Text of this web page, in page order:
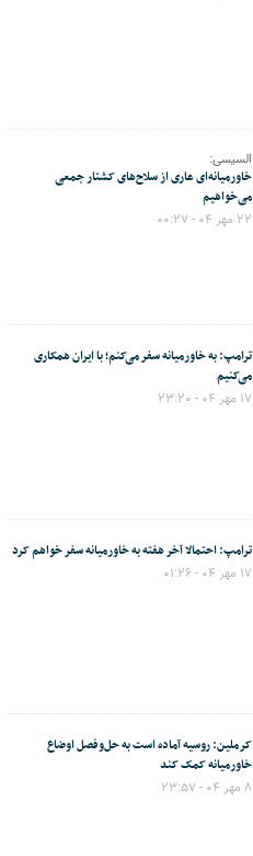
السیسی:
خاورمیانه‌ای عاری از سلاح‌های کشتار جمعی
می‌خواهیم
۲۲ مهر ۰۴ - ۰۰:۲۷
ترامپ: به خاورمیانه سفر می‌کنم؛ با ایران همکاری
می‌کنیم
۱۷ مهر ۰۴ - ۲۳:۲۰
ترامپ: احتمالا آخر هفته به خاورمیانه سفر خواهم کرد
۱۷ مهر ۰۴ - ۰۱:۲۶
کرملین: روسیه آماده است به حل‌وفصل اوضاع
خاورمیانه کمک کند
۸ مهر ۰۴ - ۲۳:۵۷